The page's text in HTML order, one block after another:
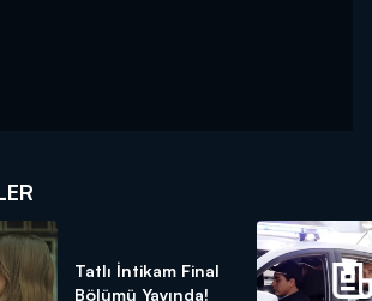
Tatlı İntikam Final
Bölümü Yayında!